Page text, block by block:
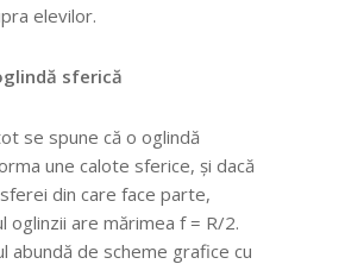
elevilor.
sferică
se spune că o oglindă
une calote sferice, și dacă
din care face parte,
oglinzii are mărimea f = R/2.
abundă de scheme grafice cu